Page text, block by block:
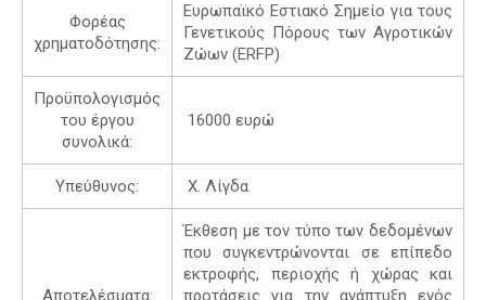
Φορέας
χρηματοδότησης:
Ευρωπαϊκό Εστιακό Σημείο για τους
Γενετικούς Πόρους των Αγροτικών
Ζώων (ERFP)
Προϋπολογισμός
του έργου
συνολικά:
16000 ευρώ
Υπεύθυνος: Χ. Λίγδα
Αποτελέσματα:
Έκθεση με τον τύπο των δεδομένων
που συγκεντρώνονται σε επίπεδο
εκτροφής, περιοχής ή χώρας και
προτάσεις για την ανάπτυξη ενός